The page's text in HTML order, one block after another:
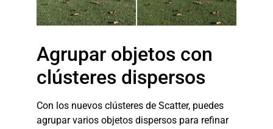
Agrupar objetos con
clústeres dispersos
Con los nuevos clústeres de Scatter, puedes
agrupar varios objetos dispersos para refinar